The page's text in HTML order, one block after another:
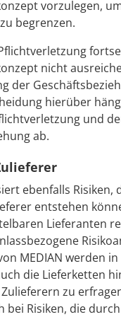
vorzulegen,
begrenzen.
nicht
der
hierüber
und
ab.
ebenfalls Risiken,
entstehen
Lieferanten
MEDIAN werden
die Lieferketten
zu
bei Risiken, die